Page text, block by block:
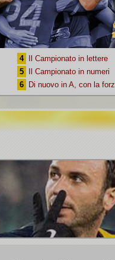
4
Il Campionato in lettere
5
Il Campionato in numeri
6
Di nuovo in A, con la